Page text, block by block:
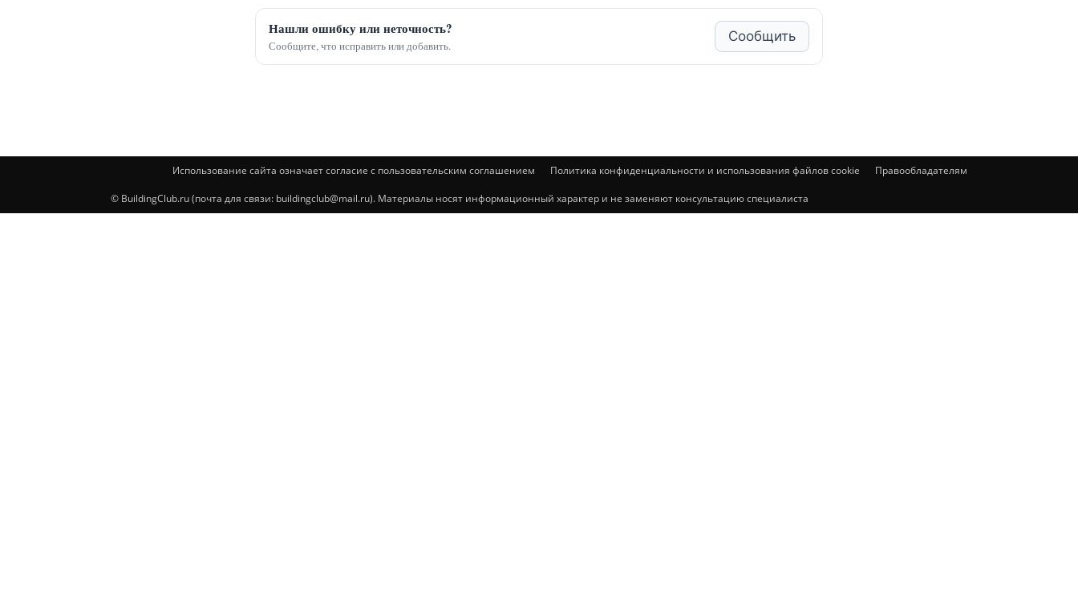
Нашли ошибку или неточность?
Сообщите, что исправить или добавить.
Сообщить
Использование сайта означает согласие с пользовательским соглашением Политика конфиденциальности и использования файлов cookie Правообладателям
© BuildingClub.ru (почта для связи: buildingclub@mail.ru). Материалы носят информационный характер и не заменяют консультацию специалиста